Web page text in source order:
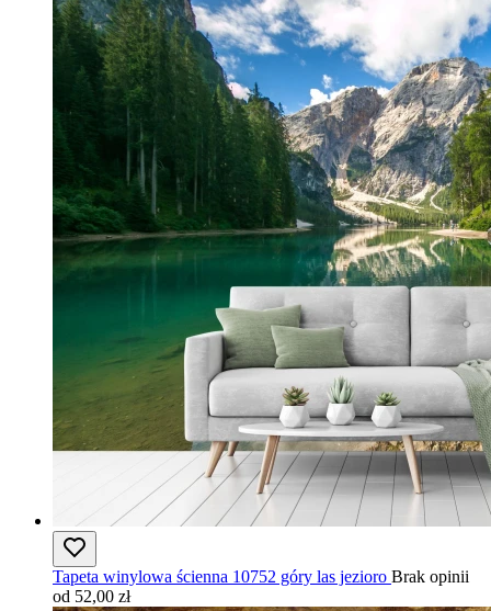
Tapeta winylowa ścienna 10752 góry las jezioro Brak opinii
od 52,00 zł